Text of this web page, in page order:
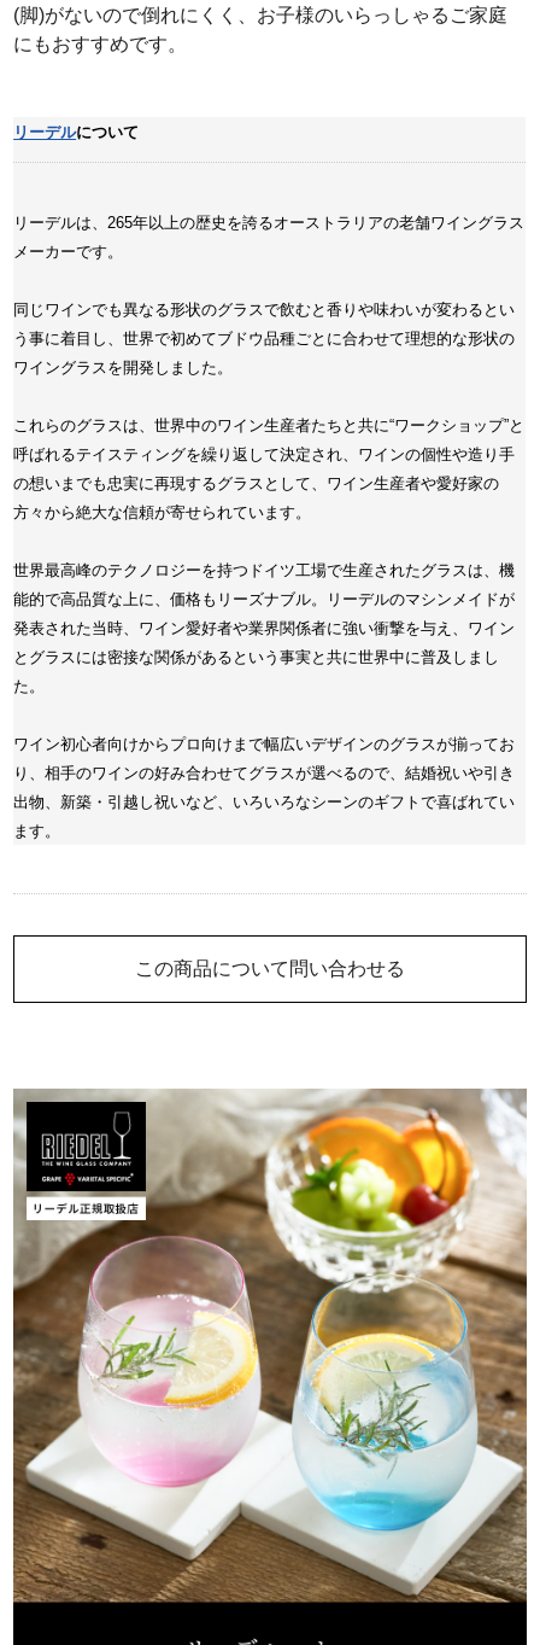
この商品について問い合わせる
(脚)がないので倒れにくく、お子様のいらっしゃるご家庭
にもおすすめです。
リーデルについて
リーデルは、265年以上の歴史を誇るオーストラリアの老舗ワイングラス
メーカーです。
同じワインでも異なる形状のグラスで飲むと香りや味わいが変わるとい
う事に着目し、世界で初めてブドウ品種ごとに合わせて理想的な形状の
ワイングラスを開発しました。
これらのグラスは、世界中のワイン生産者たちと共に“ワークショップ”と
呼ばれるテイスティングを繰り返して決定され、ワインの個性や造り手
の想いまでも忠実に再現するグラスとして、ワイン生産者や愛好家の
方々から絶大な信頼が寄せられています。
世界最高峰のテクノロジーを持つドイツ工場で生産されたグラスは、機
能的で高品質な上に、価格もリーズナブル。リーデルのマシンメイドが
発表された当時、ワイン愛好者や業界関係者に強い衝撃を与え、ワイン
とグラスには密接な関係があるという事実と共に世界中に普及しまし
た。
ワイン初心者向けからプロ向けまで幅広いデザインのグラスが揃ってお
り、相手のワインの好み合わせてグラスが選べるので、結婚祝いや引き
出物、新築・引越し祝いなど、いろいろなシーンのギフトで喜ばれてい
ます。